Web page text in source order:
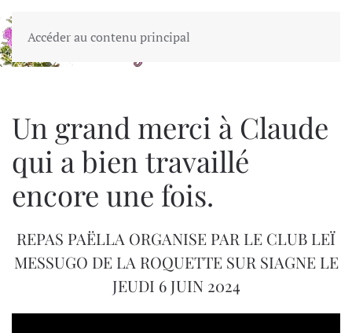
Accéder au contenu principal
Un grand merci à Claude
qui a bien travaillé
encore une fois.
REPAS PAËLLA ORGANISE PAR LE CLUB LEÏ
MESSUGO DE LA ROQUETTE SUR SIAGNE LE
JEUDI 6 JUIN 2024